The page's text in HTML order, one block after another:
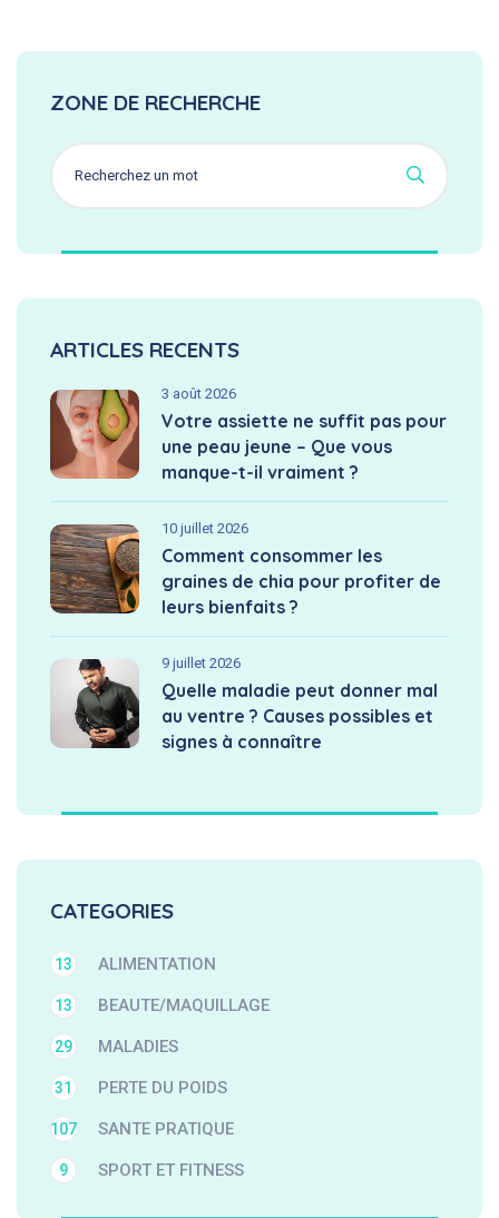
ZONE DE RECHERCHE
ARTICLES RECENTS
3 août 2026
Votre assiette ne suffit pas pour
une peau jeune – Que vous
manque-t-il vraiment ?
10 juillet 2026
Comment consommer les
graines de chia pour profiter de
leurs bienfaits ?
9 juillet 2026
Quelle maladie peut donner mal
au ventre ? Causes possibles et
signes à connaître
CATEGORIES
ALIMENTATION
13
BEAUTE/MAQUILLAGE
13
MALADIES
29
PERTE DU POIDS
31
SANTE PRATIQUE
107
SPORT ET FITNESS
9